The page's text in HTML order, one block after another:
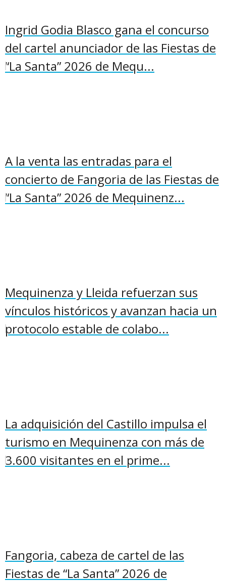
Ingrid Godia Blasco gana el concurso
del cartel anunciador de las Fiestas de
“La Santa” 2026 de Mequ...
A la venta las entradas para el
concierto de Fangoria de las Fiestas de
“La Santa” 2026 de Mequinenz...
Mequinenza y Lleida refuerzan sus
vínculos históricos y avanzan hacia un
protocolo estable de colabo...
La adquisición del Castillo impulsa el
turismo en Mequinenza con más de
3.600 visitantes en el prime...
Fangoria, cabeza de cartel de las
Fiestas de “La Santa” 2026 de